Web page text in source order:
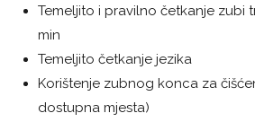
Temeljito i pravilno četkanje zubi
min
Temeljito četkanje jezika
Korištenje zubnog konca za
dostupna mjesta)